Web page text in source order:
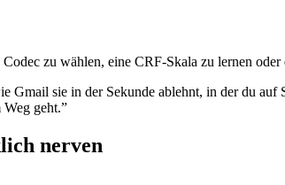
zu wählen, eine CRF-Skala zu lernen
sie in der Sekunde ablehnt, in der du
geht.”
nerven